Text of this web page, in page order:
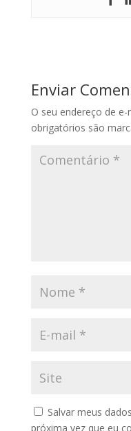
Enviar
O seu endereço de
obrigatórios são
Salvar meus
próxima vez que eu